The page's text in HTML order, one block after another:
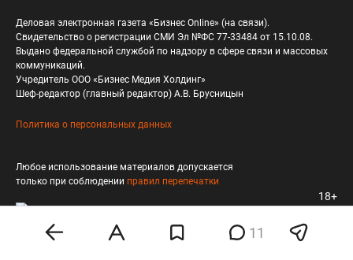
11
Деловая электронная газета «Бизнес Online» (на связи).
Свидетельство о регистрации СМИ Эл №ФС 77-33484 от 15.10.08.
Выдано федеральной службой по надзору в сфере связи и массовых
коммуникаций.
Учредитель ООО «Бизнес Медия Холдинг»
Шеф-редактор (главный редактор) А.В. Брусницын
Политика о персональных данных
Любое использование материалов допускается
только при соблюдении правил перепечатки
18+